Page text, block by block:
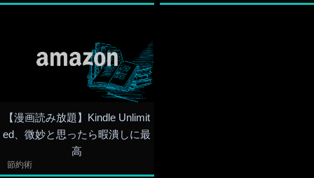
【漫画読み放題】Kindle Unlimit
ed、微妙と思ったら暇潰しに最
高
節約術